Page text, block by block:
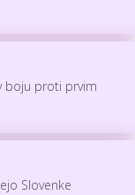
boju proti prvim
Slovenke